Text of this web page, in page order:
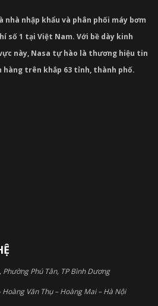
nhà nhập khẩu và phân phối máy bơm
số 1 tại Việt Nam. Với bề dày kinh
này, Nasa tự hào là thương hiệu tin
hàng trên khắp 63 tỉnh, thành phố.
Phú Tân, TP Bình Dương
Văn Thụ – Hoàng Mai – Hà Nội